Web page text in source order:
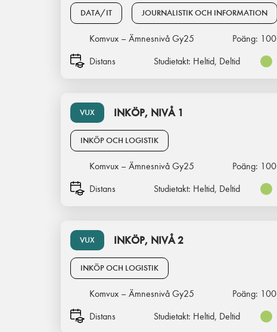
DATA/IT JOURNALISTIK OCH INFORMATION
Komvux – Ämnesnivå Gy25 Poäng: 100
Distans
Studietakt: Heltid, Deltid
VUX INKÖP, NIVÅ 1
INKÖP OCH LOGISTIK
Komvux – Ämnesnivå Gy25 Poäng: 100
Distans
Studietakt: Heltid, Deltid
VUX INKÖP, NIVÅ 2
INKÖP OCH LOGISTIK
Komvux – Ämnesnivå Gy25 Poäng: 100
Distans
Studietakt: Heltid, Deltid